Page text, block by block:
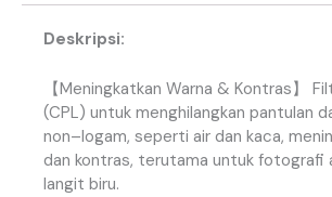
Deskripsi:
【Meningkatkan Warna & Kontras】
(CPL) untuk menghilangkan pantulan
non–logam, seperti air dan kaca,
dan kontras, terutama untuk fotografi
langit biru.